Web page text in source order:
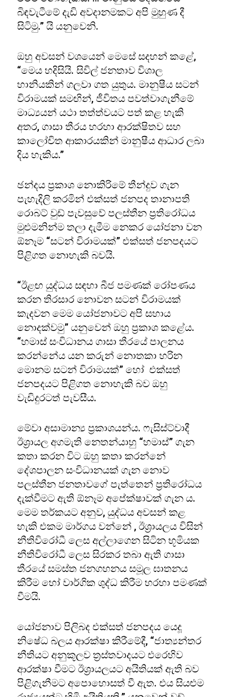
බිඳවැටීමේ දැඩි අවදානමකට අපි මුහුණ දී
සිටිමු.” යි යනුවෙනි.
ඔහු අවසන් වශයෙන් මෙසේ සදහන් කළේ,
“මෙය හදිසියි. සිවිල් ජනතාව විශාල
හානියකින් ගලවා ගත යුතුය. මානුෂීය සටන්
විරාමයක් සමඟින්, ජීවිතය පවත්වාගැනීමේ
මාධ්‍යයන් යථා තත්ත්වයට පත් කළ හැකි
අතර, ගාසා තීරය හරහා ආරක්ෂිතව සහ
කාලෝචිත ආකාරයකින් මානුෂීය ආධාර ලබා
දිය හැකිය.”
ඡන්දය ප්‍රකාශ නොකිරිමේ තීන්දුව ගැන
පැහැදිලි කරමින් එක්සත් ජනපද තානාපති
රොබට් වුඩ් පැවසුවේ පලස්තීන ප්‍රතිරෝධය
මුළුමනින්ම තලා දැමීම නෙකර යෝජනා වන
ඕනෑම “සටන් විරාමයක්” එක්සත් ජනපදයට
පිළිගත නොහැකි බවයි.
“ඊළඟ යුද්ධය සඳහා බීජ පමණක් රෝපණය
කරන තිරසාර නොවන සටන් විරාමයක්
කැදවන මෙම යෝජනාවට අපි සහාය
නොදක්වමු” යනුවෙන් ඔහු ප්‍රකාශ කළේය.
“හමාස් සංවිධානය ගාසා තීරයේ පාලනය
කරන්නේය යන කරුන් නොතකා හරින
මොනම සටන් විරාමයක්” හෝ එක්සත්
ජනපදයට පිළිගත නොහැකි බව ඔහු
වැඩිදුරටත් පැවසීය.
මේවා අසාමාන්‍ය ප්‍රකාශයන්ය. ෆැසිස්ට්වාදී
ඊශ්‍රායල අගමැති නෙතන්යාහු “හමාස්” ගැන
කතා කරන විට ඔහු කතා කරන්නේ
දේශපාලන සංවිධානයක් ගැන නොව
පලස්තීන ජනතාවගේ පැත්තෙන් ප්‍රතිරෝධය
දැක්වීමට ඇති ඕනෑම අපේක්ෂාවක් ගැන ය.
මෙම තර්කයට අනුව, යුද්ධය අවසන් කළ
හැකි එකම මාර්ගය වන්නේ , ඊශ්‍රායලය විසින්
නීතිවිරෝධී ලෙස අල්ලාගෙන සිටින භූමියක
නීතිවිරෝධී ලෙස සිරකර තබා ඇති ගාසා
තීරයේ සමස්ත ජනගහනය සමූල ඝාතනය
කිරීම හෝ වාර්ගික ශුද්ධ කිරීම හරහා පමණක්
වීමයි.
යෝජනාව පිලිබද එක්සත් ජනපදය යෙදූ
නිෂේධ බලය ආරක්ෂා කිරීමේදී, “ජාත්‍යන්තර
නීතියට අනුකූලව ත්‍රස්තවාදයට එරෙහිව
ආරක්ෂා වීමට ඊශ්‍රායලයට අයිතියක් ඇති බව
පිළිගැනීමට අපොහොසත් වී ඇත. එය සියළුම